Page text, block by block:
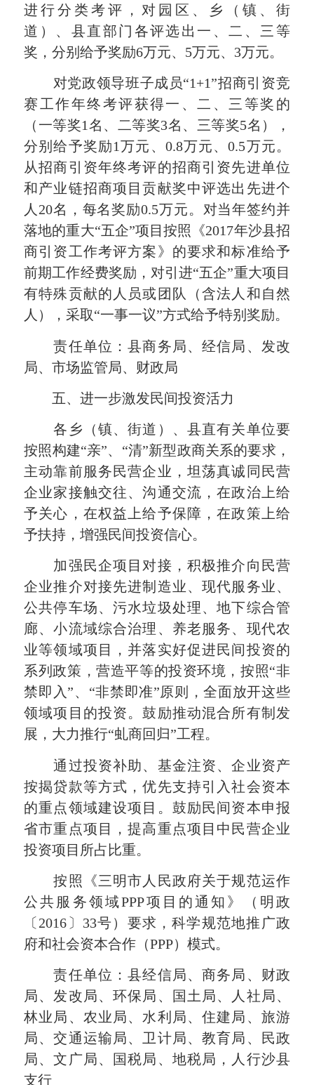
进行分类考评，对园区、乡（镇、街
道）、县直部门各评选出一、二、三等
奖，分别给予奖励6万元、5万元、3万元。
对党政领导班子成员“1+1”招商引资竞
赛工作年终考评获得一、二、三等奖的
（一等奖1名、二等奖3名、三等奖5名），
分别给予奖励1万元、0.8万元、0.5万元。
从招商引资年终考评的招商引资先进单位
和产业链招商项目贡献奖中评选出先进个
人20名，每名奖励0.5万元。对当年签约并
落地的重大“五企”项目按照《2017年沙县招
商引资工作考评方案》的要求和标准给予
前期工作经费奖励，对引进“五企”重大项目
有特殊贡献的人员或团队（含法人和自然
人），采取“一事一议”方式给予特别奖励。
责任单位：县商务局、经信局、发改
局、市场监管局、财政局
五、进一步激发民间投资活力
各乡（镇、街道）、县直有关单位要
按照构建“亲”、“清”新型政商关系的要求，
主动靠前服务民营企业，坦荡真诚同民营
企业家接触交往、沟通交流，在政治上给
予关心，在权益上给予保障，在政策上给
予扶持，增强民间投资信心。
加强民企项目对接，积极推介向民营
企业推介对接先进制造业、现代服务业、
公共停车场、污水垃圾处理、地下综合管
廊、小流域综合治理、养老服务、现代农
业等领域项目，并落实好促进民间投资的
系列政策，营造平等的投资环境，按照“非
禁即入”、“非禁即准”原则，全面放开这些
领域项目的投资。鼓励推动混合所有制发
展，大力推行“虬商回归”工程。
通过投资补助、基金注资、企业资产
按揭贷款等方式，优先支持引入社会资本
的重点领域建设项目。鼓励民间资本申报
省市重点项目，提高重点项目中民营企业
投资项目所占比重。
按照《三明市人民政府关于规范运作
公共服务领域PPP项目的通知》（明政
〔2016〕33号）要求，科学规范地推广政
府和社会资本合作（PPP）模式。
责任单位：县经信局、商务局、财政
局、发改局、环保局、国土局、人社局、
林业局、农业局、水利局、住建局、旅游
局、交通运输局、卫计局、教育局、民政
局、文广局、国税局、地税局，人行沙县
支行